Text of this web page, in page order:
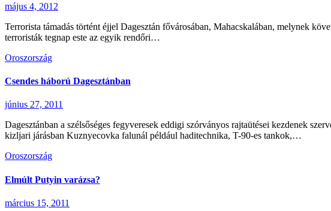
május 4, 2012
Terrorista támadás történt éjjel Dagesztán fővárosában, Mahacskalában, melynek
terroristák tegnap este az egyik rendőri…
Oroszország
Csendes háború Dagesztánban
június 27, 2011
Dagesztánban a szélsőséges fegyveresek eddigi szórványos rajtaütései kezdenek
kizljari járásban Kuznyecovka falunál például haditechnika, T-90-es tankok,…
Oroszország
Elmúlt Putyin varázsa?
március 15, 2011